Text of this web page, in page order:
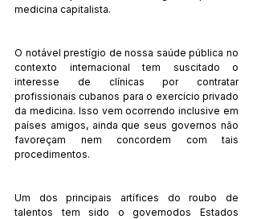
medicina capitalista.
O notável prestígio de nossa saúde pública no
contexto internacional tem suscitado o
interesse de clínicas por contratar
profissionais cubanos para o exercício privado
da medicina. Isso vem ocorrendo inclusive em
países amigos, ainda que seus governos não
favoreçam nem concordem com tais
procedimentos.
Um dos principais artífices do roubo de
talentos tem sido o governodos Estados